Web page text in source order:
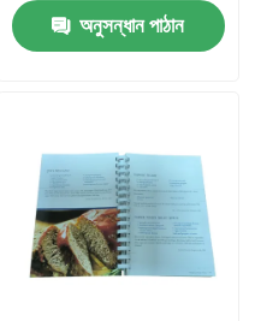
অনুসন্ধান পাঠান